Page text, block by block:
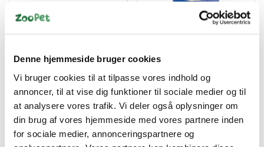
Denne hjemmeside bruger cookies
Vi bruger cookies til at tilpasse vores indhold og
annoncer, til at vise dig funktioner til sociale medier og til
at analysere vores trafik. Vi deler også oplysninger om
din brug af vores hjemmeside med vores partnere inden
for sociale medier, annonceringspartnere og
4011905601458
DKK 29,00
DKK 23,20 ekskl. moms
Køb nu
På lager
Standard salgspris DKK
DKK 25,00
DKK 20,00 ekskl. moms
Køb nu
På lager